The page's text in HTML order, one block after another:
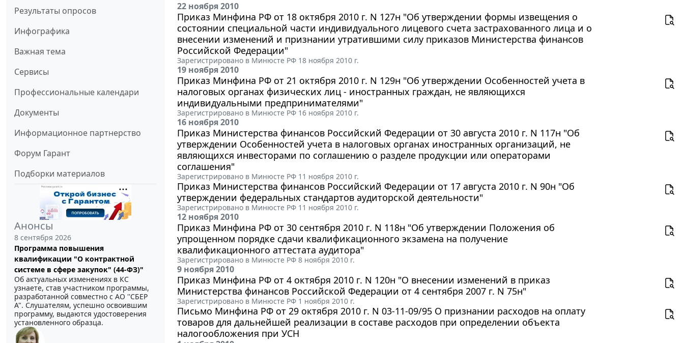
Результаты опросов
Инфографика
Важная тема
Сервисы
Профессиональные календари
Документы
Информационное партнерство
Форум Гарант
Подборки материалов
Анонсы
8 сентября 2026
Программа повышения
квалификации "О контрактной
системе в сфере закупок" (44-ФЗ)"
Об актуальных изменениях в КС
узнаете, став участником программы,
разработанной совместно с АО ''СБЕР
А". Слушателям, успешно освоившим
программу, выдаются удостоверения
установленного образца.
22 ноября 2010
Приказ Минфина РФ от 18 октября 2010 г. N 127н "Об утверждении формы извещения о
состоянии специальной части индивидуального лицевого счета застрахованного лица и о
внесении изменений и признании утратившими силу приказов Министерства финансов
Российской Федерации"
Зарегистрировано в Минюсте РФ 18 ноября 2010 г.
19 ноября 2010
Приказ Минфина РФ от 21 октября 2010 г. N 129н "Об утверждении Особенностей учета в
налоговых органах физических лиц - иностранных граждан, не являющихся
индивидуальными предпринимателями"
Зарегистрировано в Минюсте РФ 16 ноября 2010 г.
16 ноября 2010
Приказ Министерства финансов Российский Федерации от 30 августа 2010 г. N 117н "Об
утверждении Особенностей учета в налоговых органах иностранных организаций, не
являющихся инвесторами по соглашению о разделе продукции или операторами
соглашения"
Зарегистрировано в Минюсте РФ 11 ноября 2010 г.
Приказ Министерства финансов Российский Федерации от 17 августа 2010 г. N 90н "Об
утверждении федеральных стандартов аудиторской деятельности"
Зарегистрировано в Минюсте РФ 11 ноября 2010 г.
12 ноября 2010
Приказ Минфина РФ от 30 сентября 2010 г. N 118н "Об утверждении Положения об
упрощенном порядке сдачи квалификационного экзамена на получение
квалификационного аттестата аудитора"
Зарегистрировано в Минюсте РФ 8 ноября 2010 г.
9 ноября 2010
Приказ Минфина РФ от 4 октября 2010 г. N 120н "О внесении изменений в приказ
Министерства финансов Российской Федерации от 4 сентября 2007 г. N 75н"
Зарегистрировано в Минюсте РФ 1 ноября 2010 г.
Письмо Минфина РФ от 29 октября 2010 г. N 03-11-09/95 О признании расходов на оплату
товаров для дальнейшей реализации в составе расходов при определении объекта
налогообложения при УСН